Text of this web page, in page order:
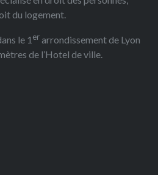
du logement.
le 1 erarrondissement de Lyon
de l’Hotel de ville.